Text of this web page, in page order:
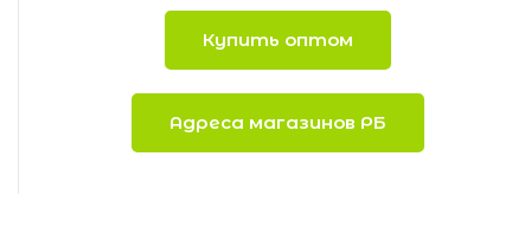
Купить оптом
Адреса магазинов РБ